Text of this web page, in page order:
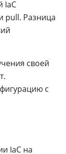
IaC
pull. Разница
своей
с
IaC на